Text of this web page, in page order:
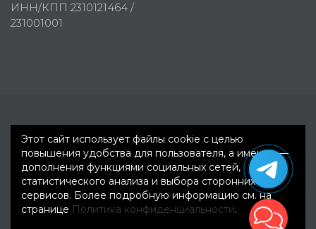
ИНН/КПП 2310121464 /
231001001
Этот сайт использует файлы cookie с целью
повышения удобства для пользователя, а именно —
дополнения функциями социальных сетей,
статистического анализа и выбора сторонних
сервисов. Более подробную информацию см. на
странице Политика конфиденциальности.